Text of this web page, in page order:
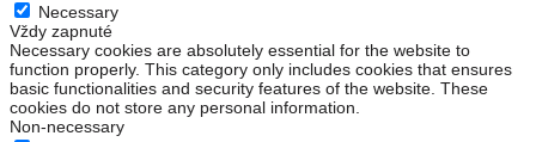
Necessary
Vždy zapnuté
Necessary cookies are absolutely essential for the website to
function properly. This category only includes cookies that ensures
basic functionalities and security features of the website. These
cookies do not store any personal information.
Non-necessary